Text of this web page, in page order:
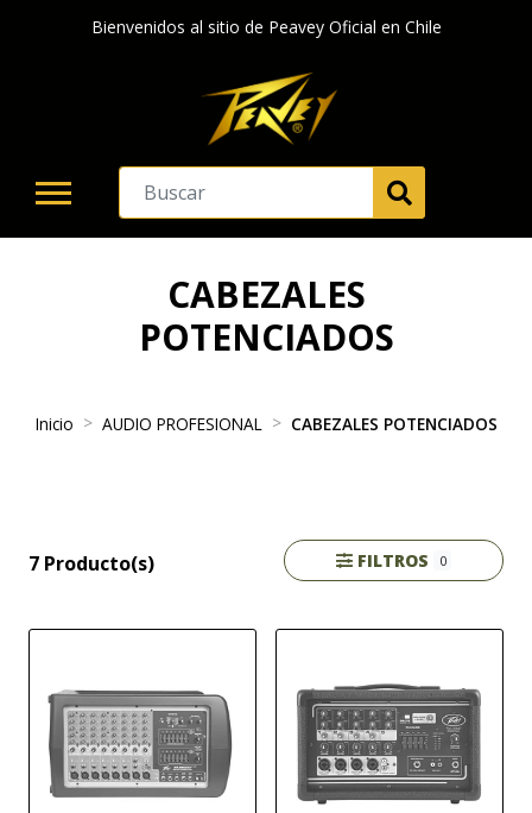
Bienvenidos al sitio de Peavey Oficial en Chile
CABEZALES
POTENCIADOS
Inicio AUDIO PROFESIONAL CABEZALES POTENCIADOS
7 Producto(s) FILTROS 0